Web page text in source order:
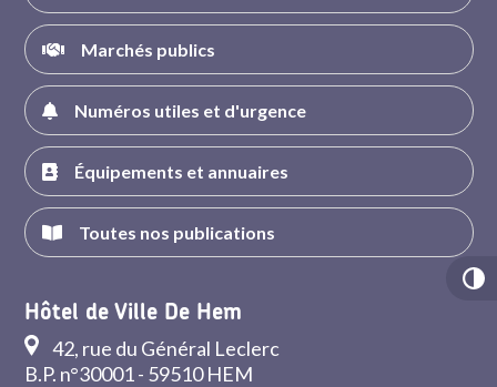
Marchés publics
Numéros utiles et d'urgence
Équipements et annuaires
Toutes nos publications
Hôtel de Ville De Hem
42, rue du Général Leclerc
B.P. n°30001 - 59510 HEM